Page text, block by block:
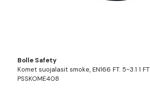
Bolle Safety
Komet suojalasit smoke, EN166 FT. 5-3.1 1 FT
PSSKOME408